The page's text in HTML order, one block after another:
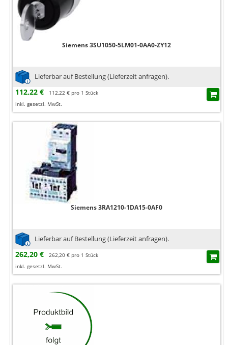
Siemens 3SU1050-5LM01-0AA0-ZY12
Lieferbar auf Bestellung (Lieferzeit anfragen).
112,22 €
112,22 € pro 1 Stück
inkl. gesetzl. MwSt.
Siemens 3RA1210-1DA15-0AF0
Lieferbar auf Bestellung (Lieferzeit anfragen).
262,20 €
262,20 € pro 1 Stück
inkl. gesetzl. MwSt.